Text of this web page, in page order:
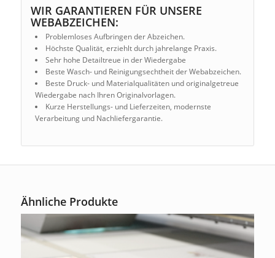
WIR GARANTIEREN FÜR UNSERE
WEBABZEICHEN:
Problemloses Aufbringen der Abzeichen.
Höchste Qualität, erziehlt durch jahrelange Praxis.
Sehr hohe Detailtreue in der Wiedergabe
Beste Wasch- und Reinigungsechtheit der Webabzeichen.
Beste Druck- und Materialqualitäten und originalgetreue
Wiedergabe nach Ihren Originalvorlagen.
Kurze Herstellungs- und Lieferzeiten, modernste
Verarbeitung und Nachliefergarantie.
Ähnliche Produkte